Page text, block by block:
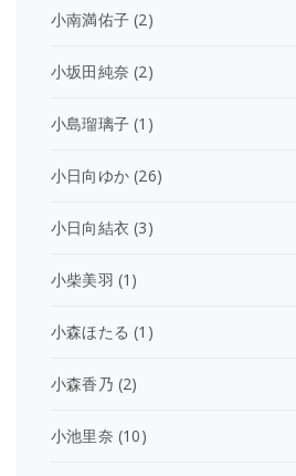
小南満佑子 (2)
小坂田純奈 (2)
小島瑠璃子 (1)
小日向ゆか (26)
小日向結衣 (3)
小柴美羽 (1)
小森ほたる (1)
小森香乃 (2)
小池里奈 (10)